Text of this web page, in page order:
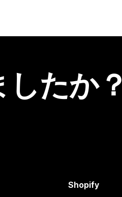
たか？
Shopify